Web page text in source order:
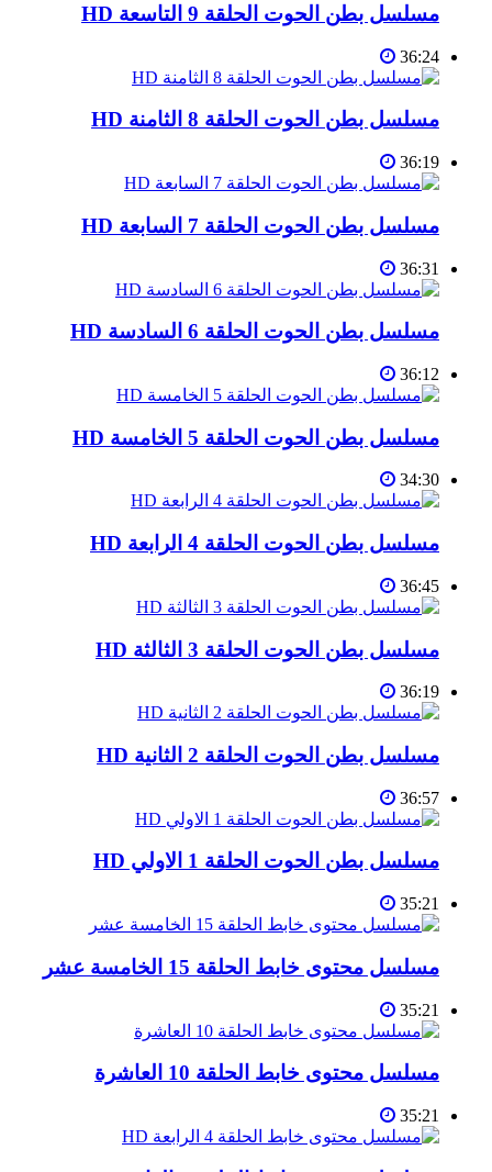
مسلسل بطن الحوت الحلقة 9 التاسعة HD
36:24
مسلسل بطن الحوت الحلقة 8 الثامنة HD
36:19
مسلسل بطن الحوت الحلقة 7 السابعة HD
36:31
مسلسل بطن الحوت الحلقة 6 السادسة HD
36:12
مسلسل بطن الحوت الحلقة 5 الخامسة HD
34:30
مسلسل بطن الحوت الحلقة 4 الرابعة HD
36:45
مسلسل بطن الحوت الحلقة 3 الثالثة HD
36:19
مسلسل بطن الحوت الحلقة 2 الثانية HD
36:57
مسلسل بطن الحوت الحلقة 1 الاولي HD
35:21
مسلسل محتوى خابط الحلقة 15 الخامسة عشر
35:21
مسلسل محتوى خابط الحلقة 10 العاشرة
35:21